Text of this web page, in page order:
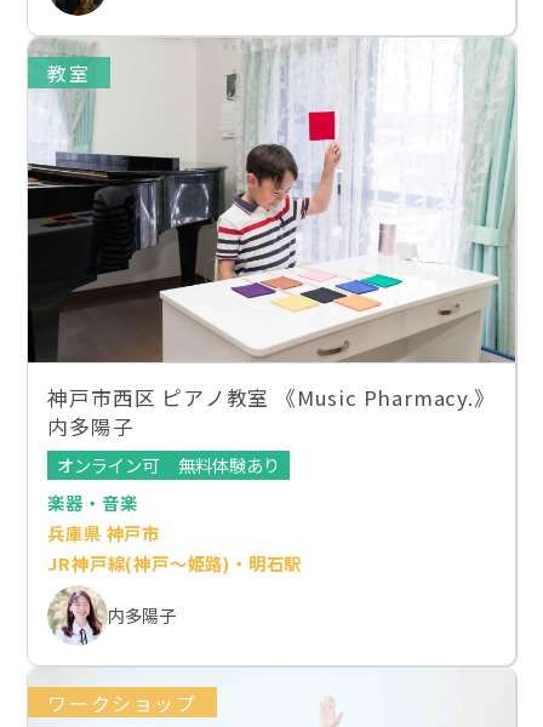
教室
神戸市西区 ピアノ教室 《Music Pharmacy.》
内多陽子
オンライン可
無料体験あり
楽器・音楽
兵庫県 神戸市
JR神戸線(神戸～姫路)・明石駅
内多陽子
ワークショップ